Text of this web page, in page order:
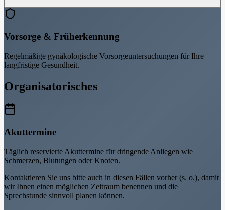
Vorsorge & Früherkennung
Regelmäßige gynäkologische Vorsorgeuntersuchungen für Ihre
langfristige Gesundheit.
Organisatorisches
Akuttermine
Täglich reservierte Akuttermine für dringende Anliegen wie
Schmerzen, Blutungen oder Knoten.
Kontaktieren Sie uns bitte auch in diesen Fällen vorher (s. o.), damit
wir Ihnen einen möglichen Zeitraum benennen und die
Sprechstunde sinnvoll planen können.